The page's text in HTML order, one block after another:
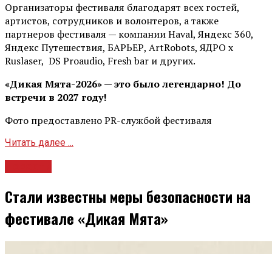
Организаторы фестиваля благодарят всех гостей,
артистов, сотрудников и волонтеров, а также
партнеров фестиваля — компании Haval, Яндекс 360,
Яндекс Путешествия, БАРЬЕР, ArtRobots, ЯДРО х
Ruslaser, DS Proaudio, Fresh bar и других.
«Дикая Мята-2026» — это было легендарно! До
встречи в 2027 году!
Фото предоставлено PR-службой фестиваля
Читать далее ...
Стали известны меры безопасности на
фестивале «Дикая Мята»